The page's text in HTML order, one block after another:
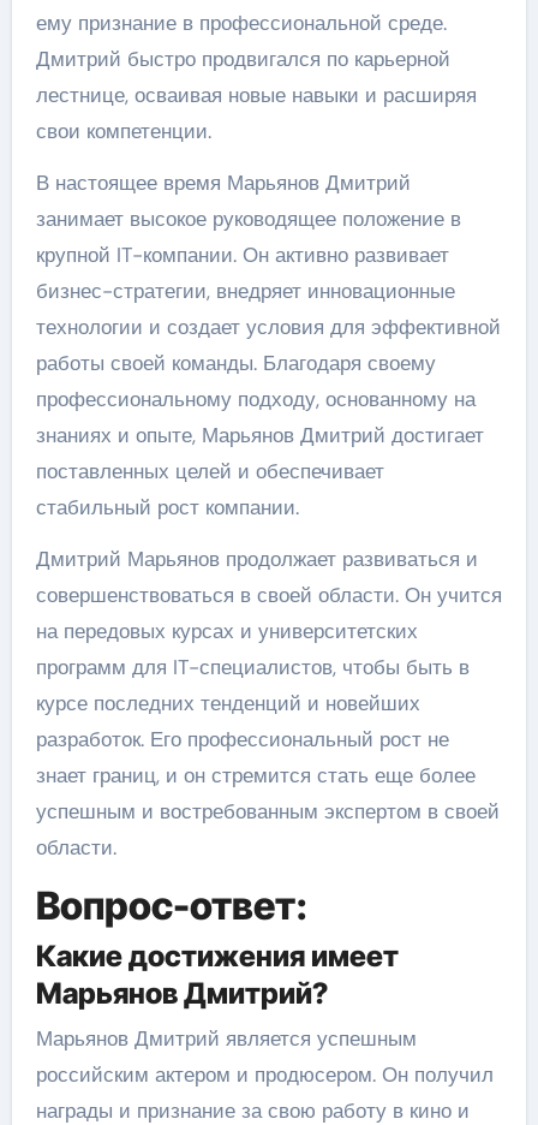
ему признание в профессиональной среде.
Дмитрий быстро продвигался по карьерной
лестнице, осваивая новые навыки и расширяя
свои компетенции.
В настоящее время Марьянов Дмитрий
занимает высокое руководящее положение в
крупной IT-компании. Он активно развивает
бизнес-стратегии, внедряет инновационные
технологии и создает условия для эффективной
работы своей команды. Благодаря своему
профессиональному подходу, основанному на
знаниях и опыте, Марьянов Дмитрий достигает
поставленных целей и обеспечивает
стабильный рост компании.
Дмитрий Марьянов продолжает развиваться и
совершенствоваться в своей области. Он учится
на передовых курсах и университетских
программ для IT-специалистов, чтобы быть в
курсе последних тенденций и новейших
разработок. Его профессиональный рост не
знает границ, и он стремится стать еще более
успешным и востребованным экспертом в своей
области.
Вопрос-ответ:
Какие достижения имеет
Марьянов Дмитрий?
Марьянов Дмитрий является успешным
российским актером и продюсером. Он получил
награды и признание за свою работу в кино и